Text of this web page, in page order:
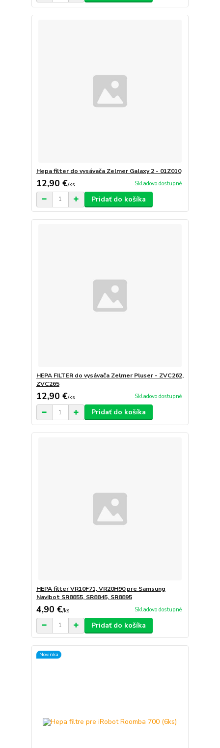
Hepa filter do vysávača Zelmer Galaxy 2 - 01Z010
12,90 €/ks Skladovo dostupné
Pridať do košíka
HEPA FILTER do vysávača Zelmer Pluser - ZVC262,
ZVC265
12,90 €/ks Skladovo dostupné
Pridať do košíka
HEPA filter VR10F71, VR20H90 pre Samsung
Navibot SR8855, SR8845, SR8895
4,90 €/ks Skladovo dostupné
Pridať do košíka
Novinka